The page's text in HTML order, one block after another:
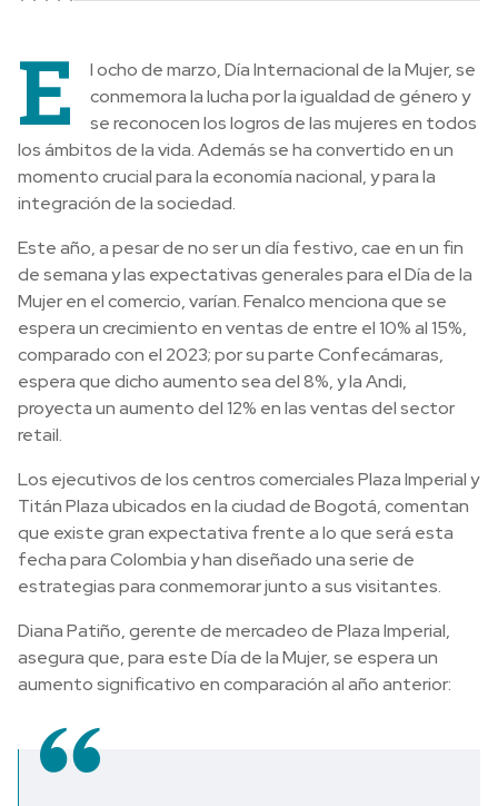
E
l ocho de marzo, Día Internacional de la Mujer, se
conmemora la lucha por la igualdad de género y
se reconocen los logros de las mujeres en todos
los ámbitos de la vida. Además se ha convertido en un
momento crucial para la economía nacional, y para la
integración de la sociedad.
Este año, a pesar de no ser un día festivo, cae en un fin
de semana y las expectativas generales para el Día de la
Mujer en el comercio, varían. Fenalco menciona que se
espera un crecimiento en ventas de entre el 10% al 15%,
comparado con el 2023; por su parte Confecámaras,
espera que dicho aumento sea del 8%, y la Andi,
proyecta un aumento del 12% en las ventas del sector
retail.
Los ejecutivos de los centros comerciales Plaza Imperial y
Titán Plaza ubicados en la ciudad de Bogotá, comentan
que existe gran expectativa frente a lo que será esta
fecha para Colombia y han diseñado una serie de
estrategias para conmemorar junto a sus visitantes.
Diana Patiño, gerente de mercadeo de Plaza Imperial,
asegura que, para este Día de la Mujer, se espera un
aumento significativo en comparación al año anterior: